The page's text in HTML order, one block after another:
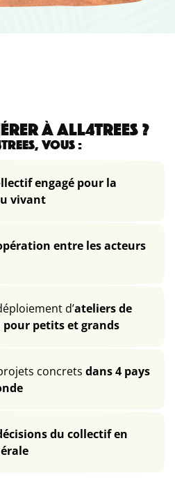
À ALL4TREES ?
VOUS :
engagé pour la
vivant
entre les acteurs
d’ateliers de
petits et grands
concrets dans 4 pays
du collectif en